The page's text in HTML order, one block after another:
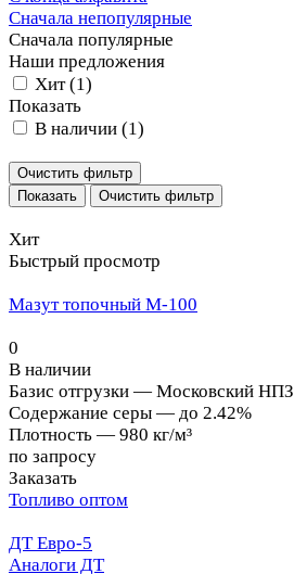
Сначала непопулярные
Сначала популярные
Наши предложения
Хит (1)
Показать
В наличии (1)
Очистить фильтр
Очистить фильтр
Хит
Быстрый просмотр
Мазут топочный М-100
0
В наличии
Базис отгрузки — Московский НПЗ
Содержание серы — до 2.42%
Плотность — 980 кг/м³
по запросу
Заказать
Топливо оптом
ДТ Евро-5
Аналоги ДТ